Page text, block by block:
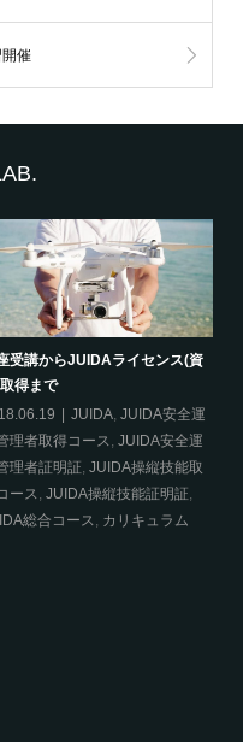
催
受講からJUIDAライセンス(資
得まで
JUIDA, JUIDA安全運
理者取得コース JUIDA安全運
理者証明証 JUIDA操縦技能取
ース JUIDA操縦技能証明証
総合コース
カリキュラム